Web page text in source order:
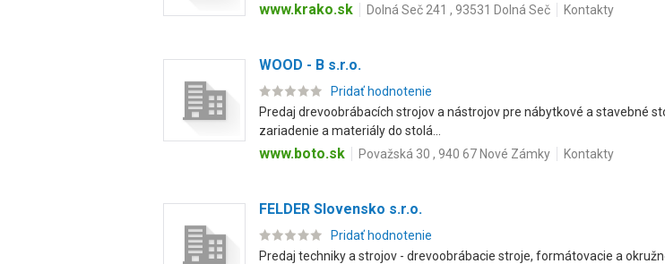
www.krako.sk Dolná Seč 241 , 93531 Dolná Seč Kontakty
WOOD - B s.r.o.
Pridať hodnotenie
Predaj drevoobrábacích strojov a nástrojov pre nábytkové a stavebné
zariadenie a materiály do stolá...
www.boto.sk Považská 30 , 940 67 Nové Zámky Kontakty
FELDER Slovensko s.r.o.
Pridať hodnotenie
Predaj techniky a strojov - drevoobrábacie stroje, formátovacie a